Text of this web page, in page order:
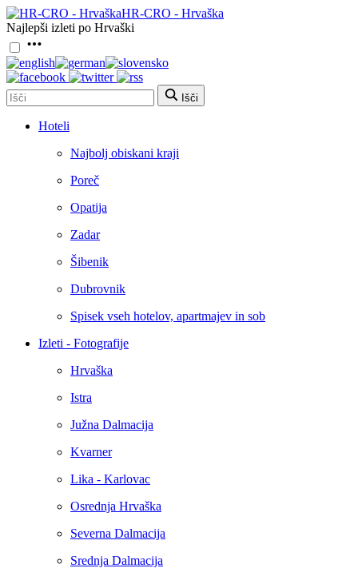
HR-CRO - Hrvaška
Najlepši izleti po Hrvaški
Išči
Hoteli
Najbolj obiskani kraji
Poreč
Opatija
Zadar
Šibenik
Dubrovnik
Spisek vseh hotelov, apartmajev in sob
Izleti - Fotografije
Hrvaška
Istra
Južna Dalmacija
Kvarner
Lika - Karlovac
Osrednja Hrvaška
Severna Dalmacija
Srednja Dalmacija